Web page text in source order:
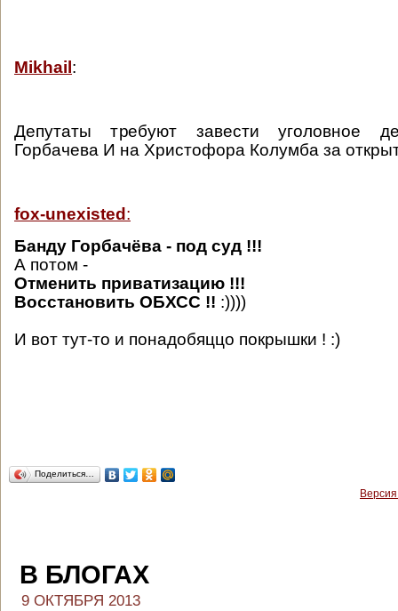
Mikhail :
Депутаты требуют завести уголовное
Горбачева И на Христофора Колумба за
fox-unexisted :
Банду Горбачёва - под суд !!!
А потом -
Отменить приватизацию !!!
Восстановить ОБХСС !! :))))
И вот тут-то и понадобяццо покрышки ! :)
Поделиться…
В БЛОГАХ
9 ОКТЯБРЯ 2013